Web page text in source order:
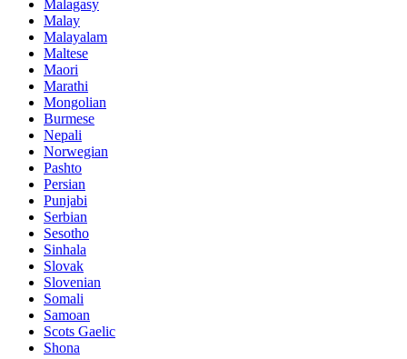
Malagasy
Malay
Malayalam
Maltese
Maori
Marathi
Mongolian
Burmese
Nepali
Norwegian
Pashto
Persian
Punjabi
Serbian
Sesotho
Sinhala
Slovak
Slovenian
Somali
Samoan
Scots Gaelic
Shona